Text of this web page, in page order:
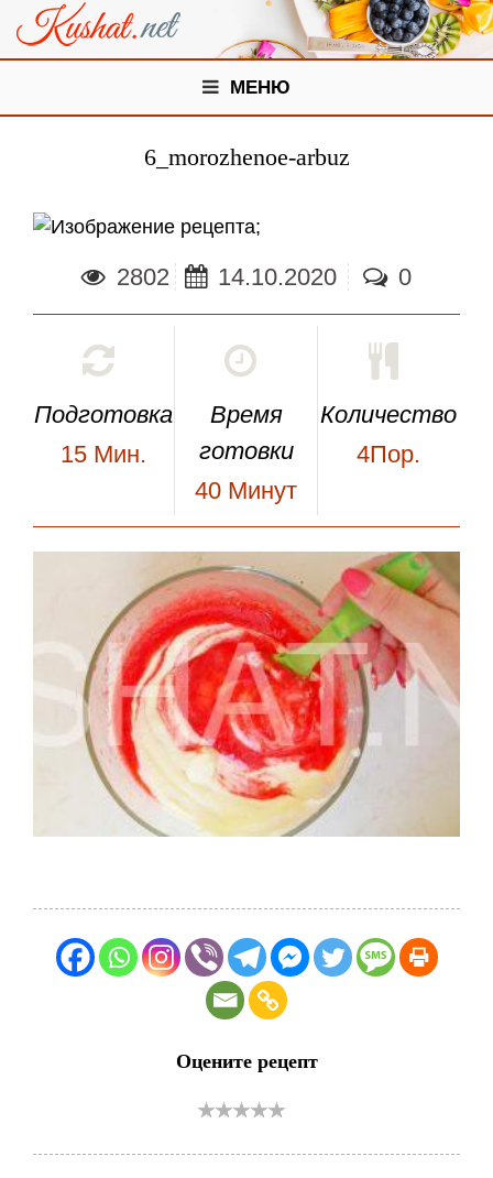
МЕНЮ
6_morozhenoe-arbuz
;
2802 14.10.2020 0
Подготовка
15 Мин.
Время
готовки
40 Минут
Количество
4Пор.
Оцените рецепт